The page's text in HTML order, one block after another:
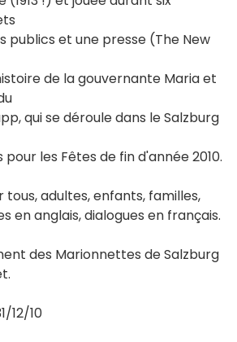
publics et une presse (The New
de la gouvernante Maria et
qui se déroule dans le Salzburg
les Fêtes de fin d'année 2010.
adultes, enfants, familles,
en anglais, dialogues en français.
des Marionnettes de Salzburg
12/10